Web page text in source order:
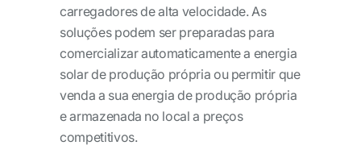
carregadores de alta velocidade. As
soluções podem ser preparadas para
comercializar automaticamente a energia
solar de produção própria ou permitir que
venda a sua energia de produção própria
e armazenada no local a preços
competitivos.